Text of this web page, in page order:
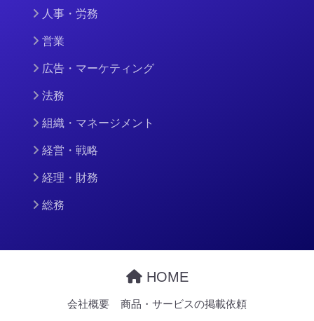
人事・労務
営業
広告・マーケティング
法務
組織・マネージメント
経営・戦略
経理・財務
総務
HOME
会社概要 商品・サービスの掲載依頼